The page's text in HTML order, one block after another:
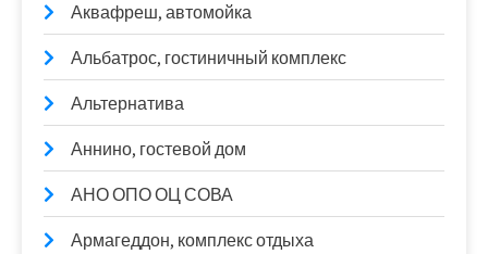
Аквафреш, автомойка
Альбатрос, гостиничный комплекс
Альтернатива
Аннино, гостевой дом
АНО ОПО ОЦ СОВА
Армагеддон, комплекс отдыха